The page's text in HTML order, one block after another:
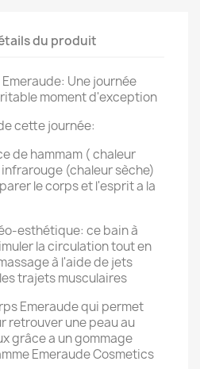
du produit
Une journée
moment d'exception
cette journée:
de hammam ( chaleur
(chaleur sèche)
le corps et l'esprit a la
esthétique: ce bain à
la circulation tout en
à l'aide de jets
trajets musculaires
Emeraude qui permet
retrouver une peau au
grâce a un gommage
Emeraude Cosmetics